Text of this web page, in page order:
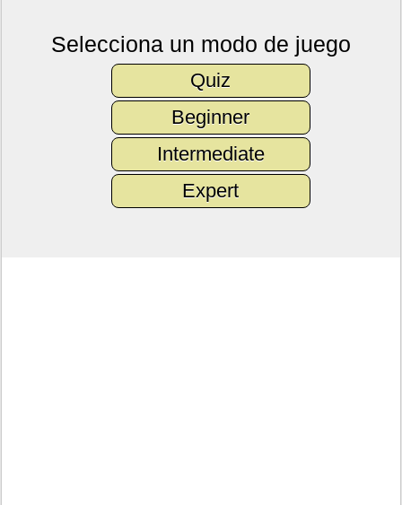
Selecciona un modo de juego
Quiz
Beginner
Intermediate
Expert